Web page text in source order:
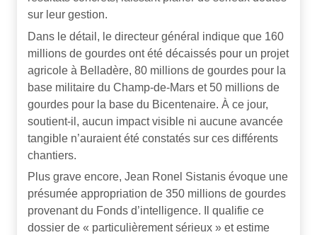
sur leur gestion.
Dans le détail, le directeur général indique que 160
millions de gourdes ont été décaissés pour un projet
agricole à Belladère, 80 millions de gourdes pour la
base militaire du Champ-de-Mars et 50 millions de
gourdes pour la base du Bicentenaire. À ce jour,
soutient-il, aucun impact visible ni aucune avancée
tangible n’auraient été constatés sur ces différents
chantiers.
Plus grave encore, Jean Ronel Sistanis évoque une
présumée appropriation de 350 millions de gourdes
provenant du Fonds d’intelligence. Il qualifie ce
dossier de « particulièrement sérieux » et estime